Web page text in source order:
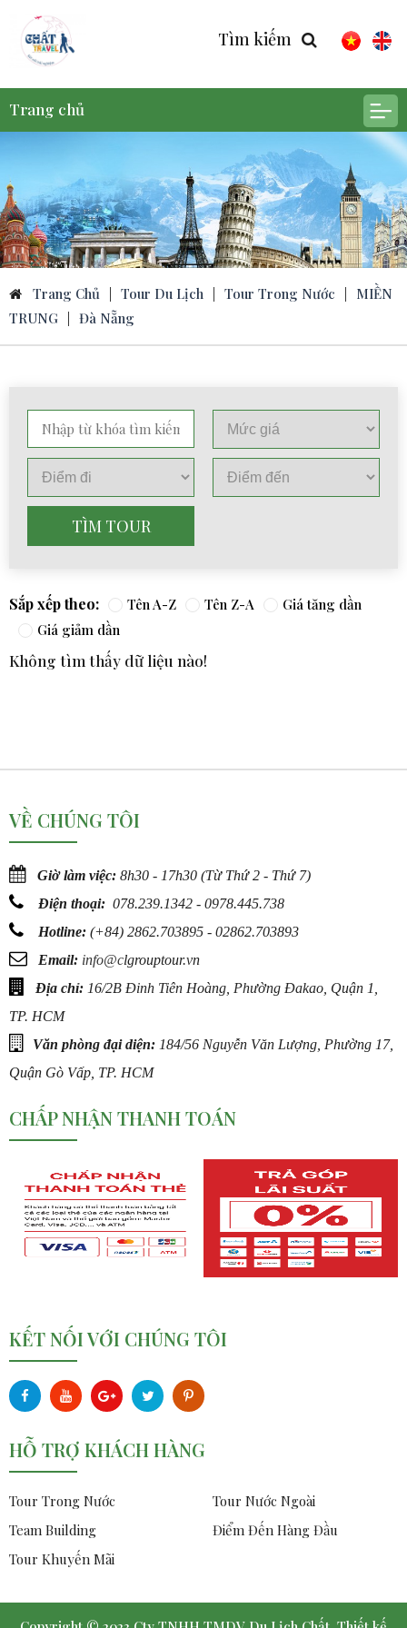
Tìm kiếm
Trang chủ
Trang Chủ Tour Du Lịch Tour Trong Nước
MIỀN
TRUNG
Đà Nẵng
TÌM TOUR
Sắp xếp theo: Tên A-Z Tên Z-A
Giá tăng dần
Giá giảm dần
Không tìm thấy dữ liệu nào!
VỀ CHÚNG TÔI
Giờ làm việc: 8h30 - 17h30 (Từ Thứ 2 - Thứ 7)
Điện thoại: 078.239.1342 - 0978.445.738
Hotline: (+84) 2862.703895 - 02862.703893
Email: info@clgrouptour.vn
Địa chỉ: 16/2B Đinh Tiên Hoàng, Phường Đakao, Quận 1,
TP. HCM
Văn phòng đại diện: 184/56 Nguyễn Văn Lượng, Phường 17,
Quận Gò Vấp, TP. HCM
CHẤP NHẬN THANH TOÁN
KẾT NỐI VỚI CHÚNG TÔI
HỖ TRỢ KHÁCH HÀNG
Tour Trong Nước
Tour Nước Ngoài
Team Building
Điểm Đến Hàng Đầu
Tour Khuyến Mãi